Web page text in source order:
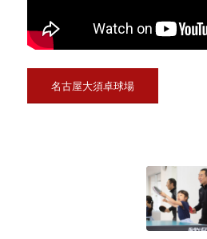
名古屋大須卓球場